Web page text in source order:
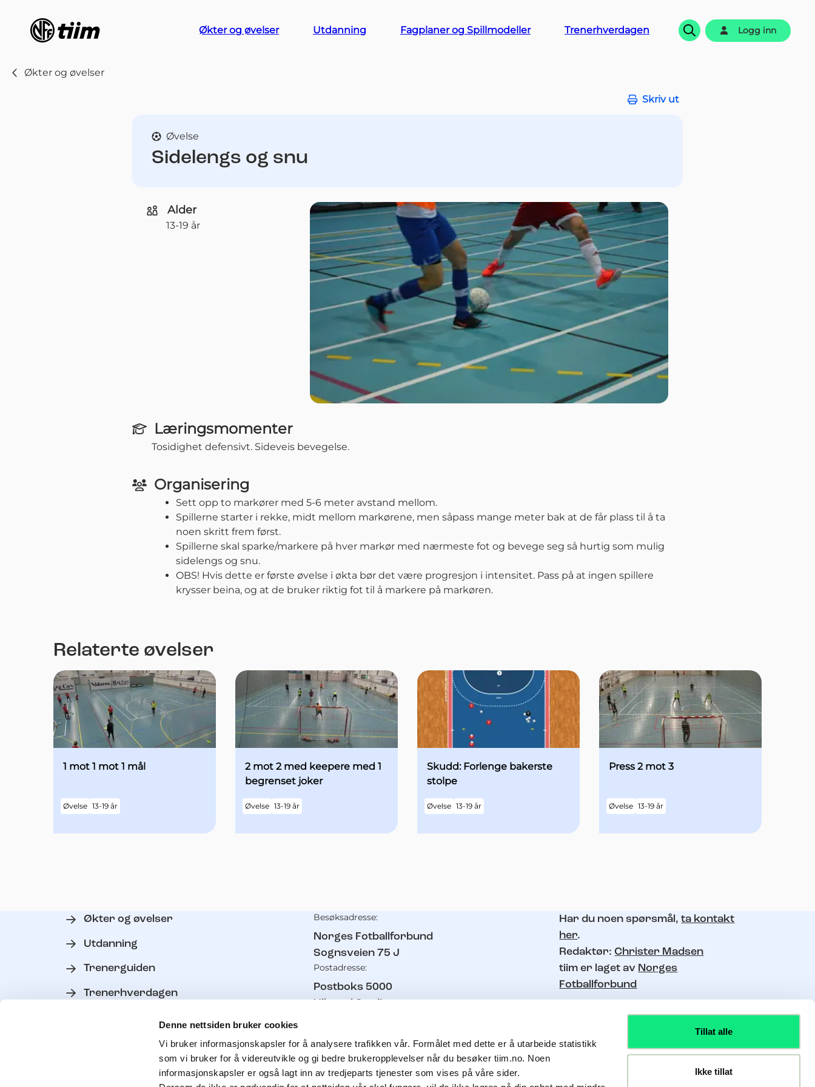
Denne nettsiden bruker cookies
Vi bruker informasjonskapsler for å analysere trafikken vår. Formålet med dette er å utarbeide statistikk
som vi bruker for å videreutvikle og gi bedre brukeropplevelser når du besøker tiim.no. Noen
informasjonskapsler er også lagt inn av tredjeparts tjenester som vises på våre sider.
Tillat alle
Ikke tillat
Økter og øvelser Utdanning Fagplaner og Spillmodeller Trenerhverdagen
Søk
Logg inn
Økter og øvelser
Skriv ut
Øvelse
Sidelengs og snu
Alder
13-19 år
Læringsmomenter
Tosidighet defensivt. Sideveis bevegelse.
Organisering
Sett opp to markører med 5-6 meter avstand mellom.
Spillerne starter i rekke, midt mellom markørene, men såpass mange meter bak at de får plass til å ta
noen skritt frem først.
Spillerne skal sparke/markere på hver markør med nærmeste fot og bevege seg så hurtig som mulig
sidelengs og snu.
OBS! Hvis dette er første øvelse i økta bør det være progresjon i intensitet. Pass på at ingen spillere
krysser beina, og at de bruker riktig fot til å markere på markøren.
Relaterte øvelser
1 mot 1 mot 1 mål
Øvelse 13-19 år
2 mot 2 med keepere med 1
begrenset joker
Øvelse 13-19 år
Skudd: Forlenge bakerste
stolpe
Øvelse 13-19 år
Press 2 mot 3
Øvelse 13-19 år
Økter og øvelser
Utdanning
Trenerguiden
Trenerhverdagen
Kontakt trenerutvikler
Kontaktinformasjon
Besøksadresse:
Norges Fotballforbund
Sognsveien 75 J
Postadresse:
Postboks 5000
Ullevaal Stadion
21 02 93 00
Pressetelefon:
Har du noen spørsmål,ta kontakt
her.
Redaktør:Christer Madsen
tiim er laget av Norges
Fotballforbund